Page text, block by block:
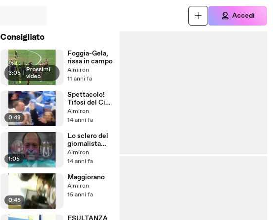
Accedi
Consigliato
3:05 | Prossimi
video
Foggia-Gela,
rissa in campo
Almiron
11 anni fa
0:48
Spettacolo!
Tifosi del City
cantano Hey
Jude
Almiron
14 anni fa
1:05
Lo sclero del
giornalista
tifoso
Pellegatti
Almiron
14 anni fa
0:45
Maggiorano
Almiron
15 anni fa